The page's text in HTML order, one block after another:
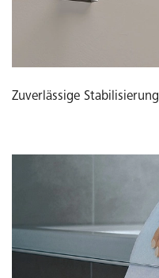
Zuverlässige Stabilisierung